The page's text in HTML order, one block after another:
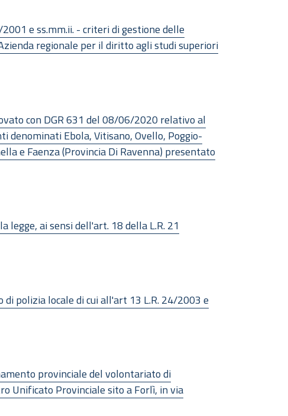
e ss.mm.ii. - criteri di gestione delle
regionale per il diritto agli studi superiori
con DGR 631 del 08/06/2020 relativo al
denominati Ebola, Vitisano, Ovello, Poggio-
e Faenza (Provincia Di Ravenna) presentato
ai sensi dell'art. 18 della L.R. 21
polizia locale di cui all'art 13 L.R. 24/2003 e
provinciale del volontariato di
Unificato Provinciale sito a Forlì, in via